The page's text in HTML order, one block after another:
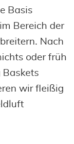
Basis
Bereich der
Nach
oder früh
Baskets
wir fleißig